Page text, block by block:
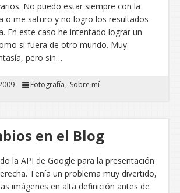
No puedo estar siempre con la
o me saturo y no logro los resultados
En este caso he intentado lograr un
si fuera de otro mundo. Muy
pero sin…
Fotografía
Sobre mí
en el Blog
la API de Google para la presentación
Tenía un problema muy divertido,
imágenes en alta definición antes de